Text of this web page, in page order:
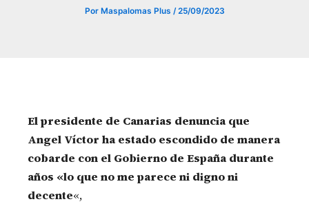
Por Maspalomas Plus /25/09/2023
El presidente de Canarias denuncia que
Angel Víctor ha estado escondido de manera
cobarde con el Gobierno de España durante
años «lo que no me parece ni digno ni
decente«,